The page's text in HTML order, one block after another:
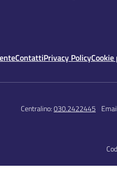
ContattiPrivacy Policy
Centralino:030.2422445